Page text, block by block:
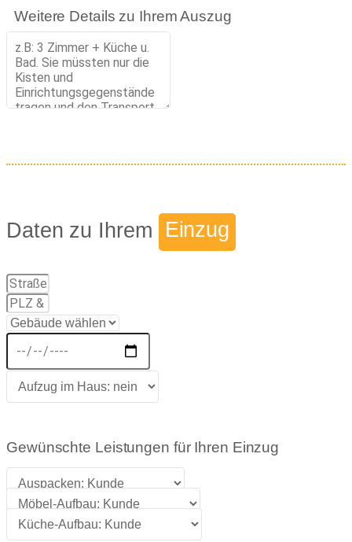
Weitere Details zu Ihrem Auszug
Daten zu Ihrem Einzug
Gewünschte Leistungen für Ihren Einzug